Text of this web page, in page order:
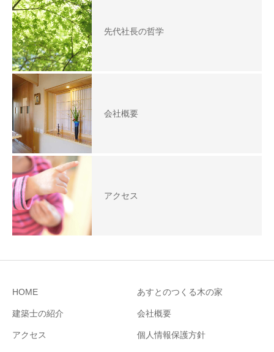
先代社長の哲学
会社概要
アクセス
HOME あすとのつくる木の家
建築士の紹介 会社概要
アクセス 個人情報保護方針